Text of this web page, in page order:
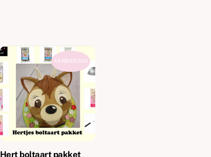
AANBIEDING!
Hert boltaart pakket